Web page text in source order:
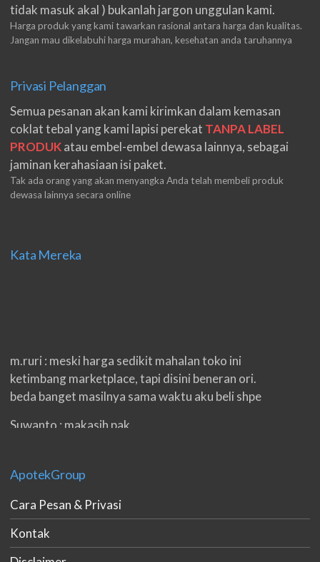
tidak masuk akal ) bukanlah jargon unggulan kami.
Harga produk yang kami tawarkan rasional antara harga dan kualitas.
Jangan mau dikelabuhi harga murahan, kesehatan anda taruhannya
Privasi Pelanggan
Semua pesanan akan kami kirimkan dalam kemasan
coklat tebal yang kami lapisi perekat TANPA LABEL
PRODUKatau embel-embel dewasa lainnya, sebagai
jaminan kerahasiaan isi paket.
Tak ada orang yang akan menyangka Anda telah membeli produk
dewasa lainnya secara online
Kata Mereka
m.ruri : meski harga sedikit mahalan toko ini
ketimbang marketplace, tapi disini beneran ori.
beda banget masilnya sama waktu aku beli shpe
Suwanto : makasih pak.
double. beneran sama sekali tidak ada nama
produknya. tetep jaga kualitas ya gan.
gan. cpet bgt
ApotekGroup
Cara Pesan & Privasi
Kontak